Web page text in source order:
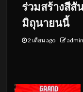
ร่วมสร้างสีสั
มิถุนายนนี้
2 เดือน ago admin